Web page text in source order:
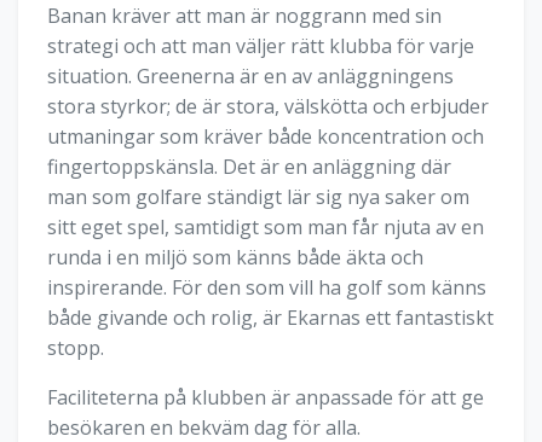
Banan kräver att man är noggrann med sin
strategi och att man väljer rätt klubba för varje
situation. Greenerna är en av anläggningens
stora styrkor; de är stora, välskötta och erbjuder
utmaningar som kräver både koncentration och
fingertoppskänsla. Det är en anläggning där
man som golfare ständigt lär sig nya saker om
sitt eget spel, samtidigt som man får njuta av en
runda i en miljö som känns både äkta och
inspirerande. För den som vill ha golf som känns
både givande och rolig, är Ekarnas ett fantastiskt
stopp.
Faciliteterna på klubben är anpassade för att ge
besökaren en bekväm dag för alla.